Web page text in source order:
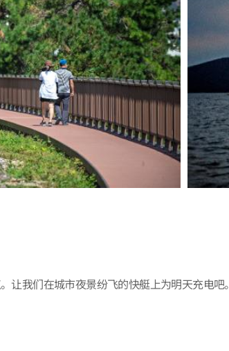
我们在城市夜景纷飞的快艇上为明天充电吧。